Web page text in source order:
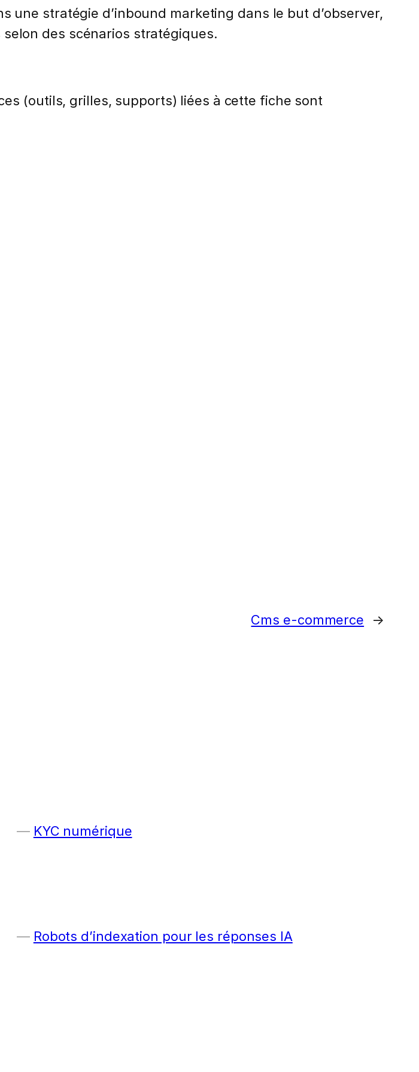
une stratégie d’inbound marketing dans le but d’observer,
des scénarios stratégiques.
(outils, grilles, supports) liées à cette fiche sont
Cms e-commerce →
KYC numérique
Robots d’indexation pour les réponses IA